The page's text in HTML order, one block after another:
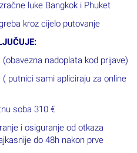
luke Bangkok i Phuket
kroz cijelo putovanje
nadoplata kod prijave)
sami apliciraju za online
soba 310 €
i osiguranje od otkaza
do 48h nakon prve